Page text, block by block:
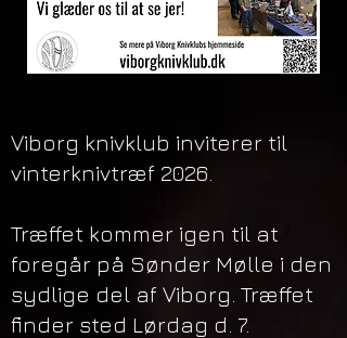
Viborg knivklub inviterer til
vinterknivtræf 2026.
Træffet kommer igen til at
foregår på Sønder Mølle i den
sydlige del af Viborg. Træffet
finder sted Lørdag d. 7.